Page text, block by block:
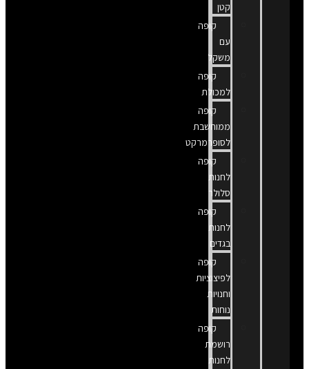
קטן
קופה
עם
משקל
קופה
למכולת
קופה
ממוחשבת
לסופרמרקט
קופה
לחנות
סלולר
קופה
לחנות
בגדים
קופה
לפיצוציות
וחנויות
נוחות
קופה
רושמת
לחנות